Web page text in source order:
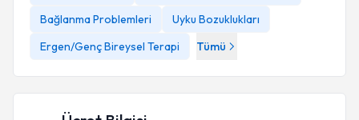
Bağlanma Problemleri
Uyku Bozuklukları
Ergen/Genç Bireysel Terapi
Tümü